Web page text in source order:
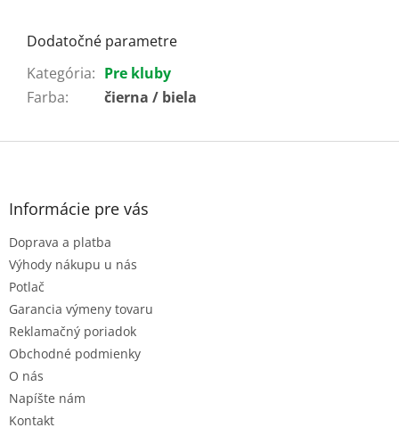
Dodatočné parametre
Kategória: Pre kluby
Farba: čierna / biela
Z
Informácie pre vás
Doprava a platba
Výhody nákupu u nás
Potlač
Garancia výmeny tovaru
Reklamačný poriadok
Obchodné podmienky
O nás
Napíšte nám
Kontakt